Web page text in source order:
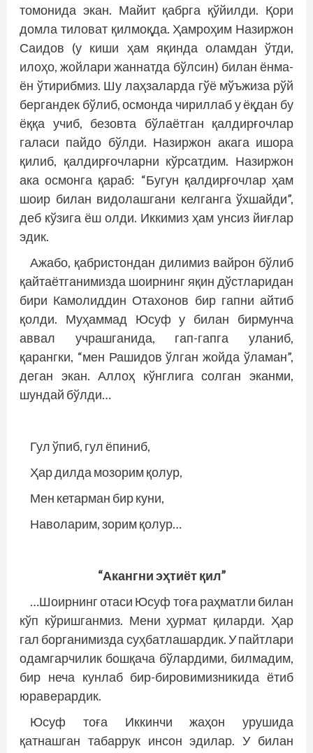
томонида экан. Майит қабрга қўйилди. Қори
домла тиловат қилмоқда. Ҳамроҳим Назиржон
Саидов (у киши ҳам яқинда оламдан ўтди,
илоҳо, жойлари жаннатда бўлсин) билан ёнма-
ён ўтирибмиз. Шу лаҳзаларда гўё мўъжиза рўй
бергандек бўлиб, осмонда чириллаб у ёқдан бу
ёққа учиб, безовта бўлаётган қалдирғочлар
галаси пайдо бўлди. Назиржон акага ишора
қилиб, қалдирғочларни кўрсатдим. Назиржон
ака осмонга қараб: “Бугун қалдирғочлар ҳам
шоир билан видолашгани келганга ўхшайди”,
деб кўзига ёш олди. Иккимиз ҳам унсиз йиғлар
эдик.
Ажабо, қабристондан дилимиз вайрон бўлиб
қайтаётганимизда шоирнинг яқин дўстларидан
бири Камолиддин Отахонов бир гапни айтиб
қолди. Муҳаммад Юсуф у билан бирмунча
аввал учрашганида, гап-гапга уланиб,
қарангки, “мен Рашидов ўлган жойда ўламан”,
деган экан. Аллоҳ кўнглига солган эканми,
шундай бўлди…
Гул ўпиб, гул ёпиниб,
Ҳар дилда мозорим қолур,
Мен кетарман бир куни,
Наволарим, зорим қолур…
“Акангни эҳтиёт қил”
…Шоирнинг отаси Юсуф тоға раҳматли билан
кўп кўришганмиз. Мени ҳурмат қиларди. Ҳар
гал борганимизда суҳбатлашардик. У пайтлари
одамгарчилик бошқача бўлардими, билмадим,
бир неча кунлаб бир-бировимизникида ётиб
юраверардик.
Юсуф тоға Иккинчи жаҳон урушида
қатнашган табаррук инсон эдилар. У билан